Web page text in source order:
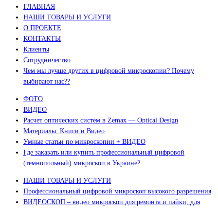
ГЛАВНАЯ
НАШИ ТОВАРЫ И УСЛУГИ
О ПРОЕКТЕ
КОНТАКТЫ
Клиенты
Сотрудничество
Чем мы лучше других в цифровой микроскопии? Почему
выбирают нас??
ФОТО
ВИДЕО
Расчет оптических систем в Zemax — Optical Design
Материалы: Книги и Видео
Умные статьи по микроскопии + ВИДЕО
Где заказать или купить профессиональный цифровой
(темнопольный) микроскоп в Украине?
НАШИ ТОВАРЫ И УСЛУГИ
Профессиональный цифровой микроскоп высокого разрешения
ВИДЕОСКОП – видео микроскоп для ремонта и пайки, для